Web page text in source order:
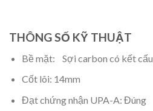
THÔNG SỐ KỸ THUẬT
Bề mặt: Sợi carbon có kết cấu
Cốt lõi: 14mm
Đạt chứng nhận UPA-A: Đúng